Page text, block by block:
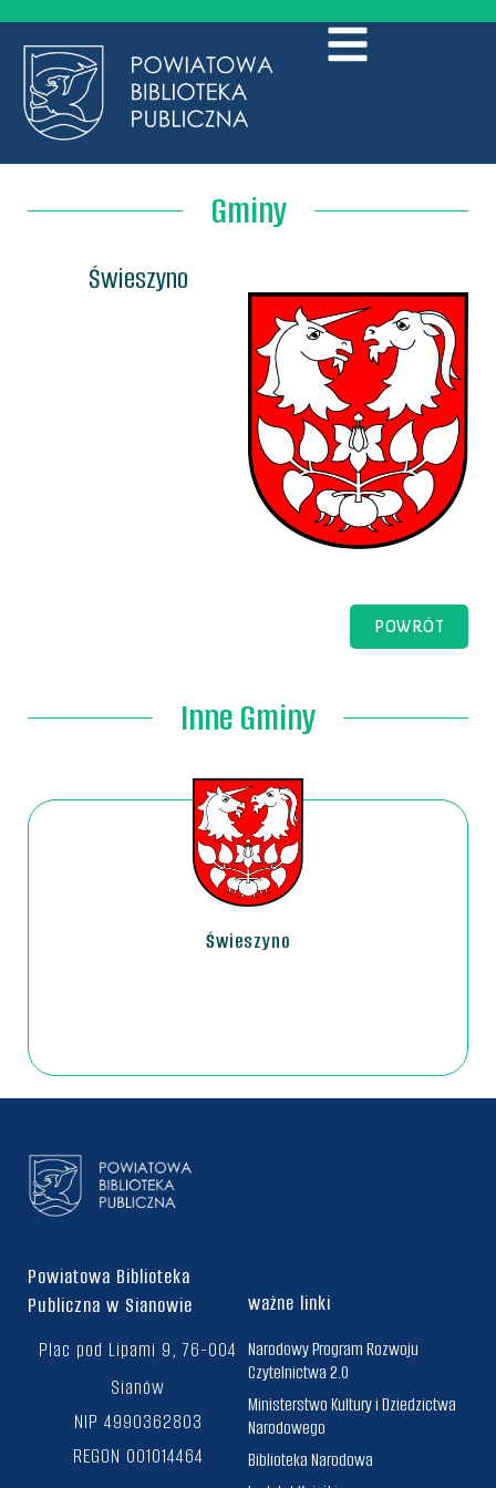
Gminy
Świeszyno
POWRÓT
Inne Gminy
Świeszyno
Powiatowa Biblioteka
Publiczna w Sianowie
Plac pod Lipami 9, 76-004
Sianów
NIP 4990362803
REGON 001014464
ważne linki
Narodowy Program Rozwoju
Czytelnictwa 2.0
Ministerstwo Kultury i Dziedzictwa
Narodowego
Biblioteka Narodowa